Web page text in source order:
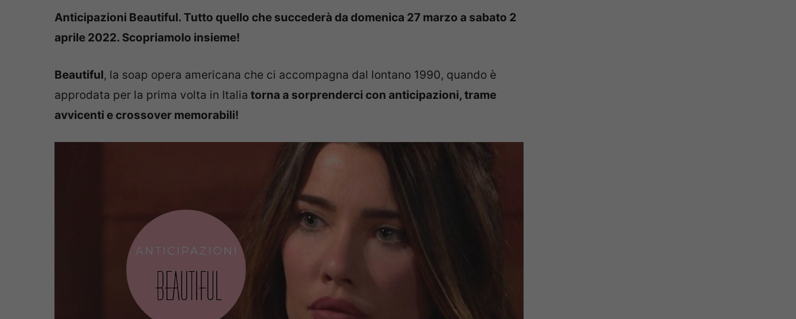
Anticipazioni Beautiful. Tutto quello che succederà da domenica 27 marzo a sabato 2
aprile 2022. Scopriamolo insieme!
Beautiful, la soap opera americana che ci accompagna dal lontano 1990, quando è
approdata per la prima volta in Italia torna a sorprenderci con anticipazioni, trame
avvicenti e crossover memorabili!